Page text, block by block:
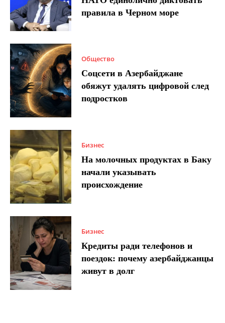
правила в Черном море
Общество
Соцсети в Азербайджане
обяжут удалять цифровой след
подростков
Бизнес
На молочных продуктах в Баку
начали указывать
происхождение
Бизнес
Кредиты ради телефонов и
поездок: почему азербайджанцы
живут в долг